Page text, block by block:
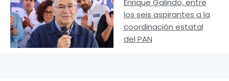
Enrique Galindo, entre
los seis aspirantes a la
coordinación estatal
del PAN